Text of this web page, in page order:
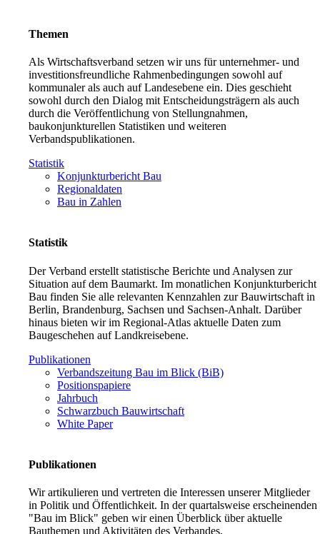
Themen
Als Wirtschaftsverband setzen wir uns für unternehmer- und
investitionsfreundliche Rahmenbedingungen sowohl auf
kommunaler als auch auf Landesebene ein. Dies geschieht
sowohl durch den Dialog mit Entscheidungsträgern als auch
durch die Veröffentlichung von Stellungnahmen,
baukonjunkturellen Statistiken und weiteren
Verbandspublikationen.
Statistik
Konjunkturbericht Bau
Regionaldaten
Bau in Zahlen
Statistik
Der Verband erstellt statistische Berichte und Analysen zur
Situation auf dem Baumarkt. Im monatlichen Konjunkturbericht
Bau finden Sie alle relevanten Kennzahlen zur Bauwirtschaft in
Berlin, Brandenburg, Sachsen und Sachsen-Anhalt. Darüber
hinaus bieten wir im Regional-Atlas aktuelle Daten zum
Baugeschehen auf Landkreisebene.
Publikationen
Verbandszeitung Bau im Blick (BiB)
Positionspapiere
Jahrbuch
Schwarzbuch Bauwirtschaft
White Paper
Publikationen
Wir artikulieren und vertreten die Interessen unserer Mitglieder
in Politik und Öffentlichkeit. In der quartalsweise erscheinenden
"Bau im Blick" geben wir einen Überblick über aktuelle
Bauthemen und Aktivitäten des Verbandes.